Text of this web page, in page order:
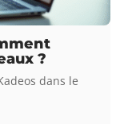
?
dans le